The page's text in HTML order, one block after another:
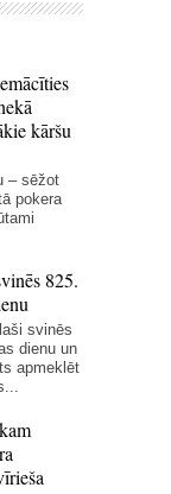
kāršu
– sēžot
pokera
825.
svinēs
dienu un
apmeklēt